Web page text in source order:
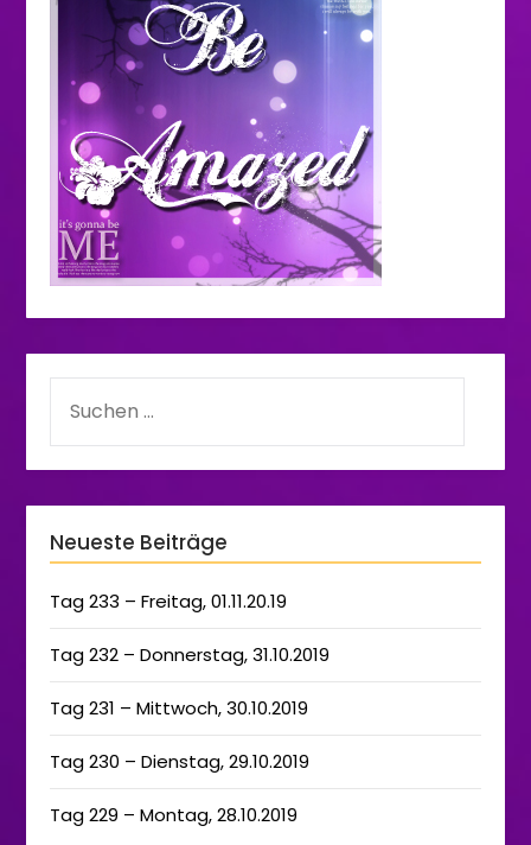
Neueste Beiträge
Tag 233 – Freitag, 01.11.20.19
Tag 232 – Donnerstag, 31.10.2019
Tag 231 – Mittwoch, 30.10.2019
Tag 230 – Dienstag, 29.10.2019
Tag 229 – Montag, 28.10.2019